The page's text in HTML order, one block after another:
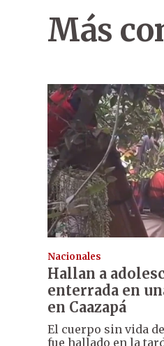
Más
Nacionales
Hallan a
enterrada en
en Caazapá
El cuerpo sin vida
fue hallado en la